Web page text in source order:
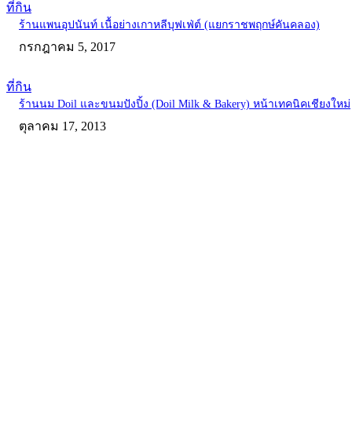
ที่กิน
ร้านแพนอุปนันท์ เนื้อย่างเกาหลีบุฟเฟ่ต์ (แยกราชพฤกษ์คันคลอง)
กรกฎาคม 5, 2017
ที่กิน
ร้านนม Doil และขนมปังปิ้ง (Doil Milk & Bakery) หน้าเทคนิคเชียงใหม่
ตุลาคม 17, 2013